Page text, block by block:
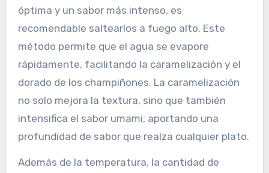
óptima y un sabor más intenso, es
recomendable saltearlos a fuego alto. Este
método permite que el agua se evapore
rápidamente, facilitando la caramelización y el
dorado de los champiñones. La caramelización
no solo mejora la textura, sino que también
intensifica el sabor umami, aportando una
profundidad de sabor que realza cualquier plato.
Además de la temperatura, la cantidad de